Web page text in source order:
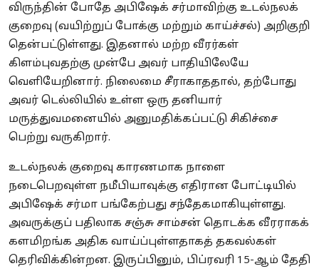
விருந்தின் போதே அபிஷேக் சர்மாவிற்கு உடல்நலக்
குறைவு (வயிற்றுப் போக்கு மற்றும் காய்ச்சல்) அறிகுறி
தென்பட்டுள்ளது. இதனால் மற்ற வீரர்கள்
கிளம்புவதற்கு முன்பே அவர் பாதியிலேயே
வெளியேறினார். நிலைமை சீராகாததால், தற்போது
அவர் டெல்லியில் உள்ள ஒரு தனியார்
மருத்துவமனையில் அனுமதிக்கப்பட்டு சிகிச்சை
பெற்று வருகிறார்.
உடல்நலக் குறைவு காரணமாக நாளை
நடைபெறவுள்ள நமீபியாவுக்கு எதிரான போட்டியில்
அபிஷேக் சர்மா பங்கேற்பது சந்தேகமாகியுள்ளது.
அவருக்குப் பதிலாக சஞ்சு சாம்சன் தொடக்க வீரராகக்
களமிறங்க அதிக வாய்ப்புள்ளதாகத் தகவல்கள்
தெரிவிக்கின்றன. இருப்பினும், பிப்ரவரி 15-ஆம் தேதி